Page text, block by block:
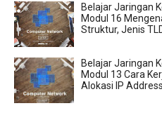
Belajar Jaringan
Modul 16
Struktur, Jenis
Belajar Jaringan
Modul 13 Cara
Alokasi IP